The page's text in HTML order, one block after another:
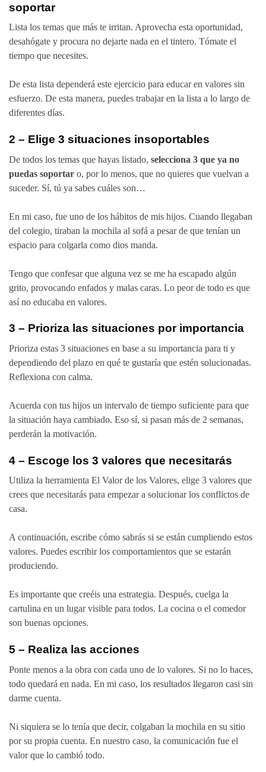
soportar
Lista los temas que más te irritan. Aprovecha esta oportunidad,
desahógate y procura no dejarte nada en el tintero. Tómate el
tiempo que necesites.
De esta lista dependerá este ejercicio para educar en valores sin
esfuerzo. De esta manera, puedes trabajar en la lista a lo largo de
diferentes días.
2 – Elige 3 situaciones insoportables
De todos los temas que hayas listado, selecciona 3 que ya no
puedas soportar o, por lo menos, que no quieres que vuelvan a
suceder. Sí, tú ya sabes cuáles son…
En mi caso, fue uno de los hábitos de mis hijos. Cuando llegaban
del colegio, tiraban la mochila al sofá a pesar de que tenían un
espacio para colgarla como dios manda.
Tengo que confesar que alguna vez se me ha escapado algún
grito, provocando enfados y malas caras. Lo peor de todo es que
así no educaba en valores.
3 – Prioriza las situaciones por importancia
Prioriza estas 3 situaciones en base a su importancia para ti y
dependiendo del plazo en qué te gustaría que estén solucionadas.
Reflexiona con calma.
Acuerda con tus hijos un intervalo de tiempo suficiente para que
la situación haya cambiado. Eso sí, si pasan más de 2 semanas,
perderán la motivación.
4 – Escoge los 3 valores que necesitarás
Utiliza la herramienta El Valor de los Valores, elige 3 valores que
crees que necesitarás para empezar a solucionar los conflictos de
casa.
A continuación, escribe cómo sabrás si se están cumpliendo estos
valores. Puedes escribir los comportamientos que se estarán
produciendo.
Es importante que creéis una estrategia. Después, cuelga la
cartulina en un lugar visible para todos. La cocina o el comedor
son buenas opciones.
5 – Realiza las acciones
Ponte menos a la obra con cada uno de lo valores. Si no lo haces,
todo quedará en nada. En mi caso, los resultados llegaron casi sin
darme cuenta.
Ni siquiera se lo tenía que decir, colgaban la mochila en su sitio
por su propia cuenta. En nuestro caso, la comunicación fue el
valor que lo cambió todo.